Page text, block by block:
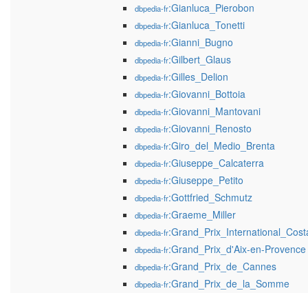
dbpedia-fr:Gianluca_Pierobon
dbpedia-fr:Gianluca_Tonetti
dbpedia-fr:Gianni_Bugno
dbpedia-fr:Gilbert_Glaus
dbpedia-fr:Gilles_Delion
dbpedia-fr:Giovanni_Bottoia
dbpedia-fr:Giovanni_Mantovani
dbpedia-fr:Giovanni_Renosto
dbpedia-fr:Giro_del_Medio_Brenta
dbpedia-fr:Giuseppe_Calcaterra
dbpedia-fr:Giuseppe_Petito
dbpedia-fr:Gottfried_Schmutz
dbpedia-fr:Graeme_Miller
dbpedia-fr
dbpedia-fr:Grand_Prix_d'Aix-en-Provence
dbpedia-fr:Grand_Prix_de_Cannes
dbpedia-fr:Grand_Prix_de_la_Somme